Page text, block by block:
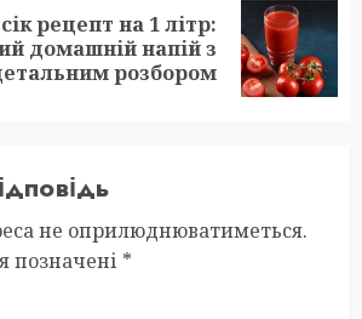
рецепт на 1 літр:
домашній напій з
розбором
не оприлюднюватиметься.
позначені *